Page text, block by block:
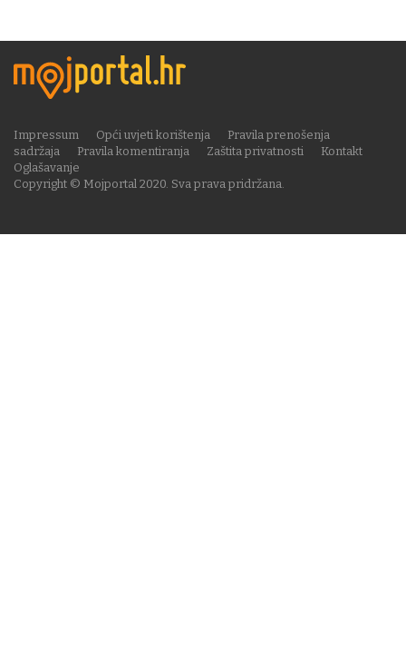
Copyright © Mojportal 2020. Sva prava pridržana.
Impressum Opći uvjeti korištenja
Pravila prenošenja
sadržaja
Pravila komentiranja Zaštita privatnosti
Kontakt
Oglašavanje